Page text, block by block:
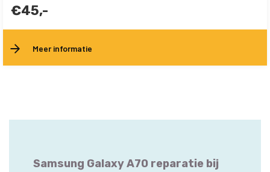
€45,-
Meer informatie
Samsung Galaxy A70 reparatie bij